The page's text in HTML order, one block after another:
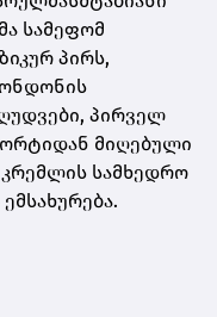
სამეფომ
პირს,
პირველ
მიღებული
კრემლის სამხედრო